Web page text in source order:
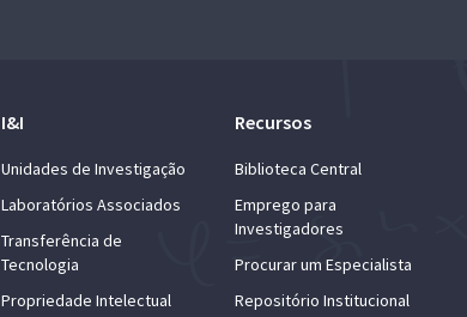
I&I
Unidades de Investigação
Laboratórios Associados
Transferência de
Tecnologia
Propriedade Intelectual
Recursos
Biblioteca Central
Emprego para
Investigadores
Procurar um Especialista
Repositório Institucional